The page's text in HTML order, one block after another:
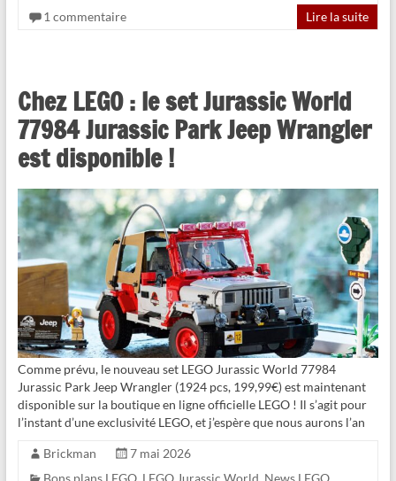
1 commentaire
Lire la suite
Chez LEGO : le set Jurassic World
77984 Jurassic Park Jeep Wrangler
est disponible !
Comme prévu, le nouveau set LEGO Jurassic World 77984
Jurassic Park Jeep Wrangler (1924 pcs, 199,99€) est maintenant
disponible sur la boutique en ligne officielle LEGO ! Il s’agit pour
l’instant d’une exclusivité LEGO, et j’espère que nous aurons l’an
Brickman
7 mai 2026
Bons plans LEGO, LEGO Jurassic World, News LEGO